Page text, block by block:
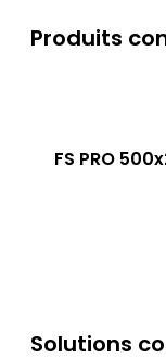
Produits
FS PRO
Solutions